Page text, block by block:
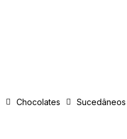
Chocolates Sucedâneos